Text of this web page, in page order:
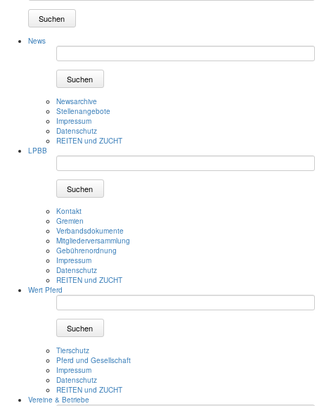
Suchen
News
Suchen
Newsarchive
Stellenangebote
Impressum
Datenschutz
REITEN und ZUCHT
LPBB
Suchen
Kontakt
Gremien
Verbandsdokumente
Mitgliederversammlung
Gebührenordnung
Impressum
Datenschutz
REITEN und ZUCHT
Wert Pferd
Suchen
Tierschutz
Pferd und Gesellschaft
Impressum
Datenschutz
REITEN und ZUCHT
Vereine & Betriebe